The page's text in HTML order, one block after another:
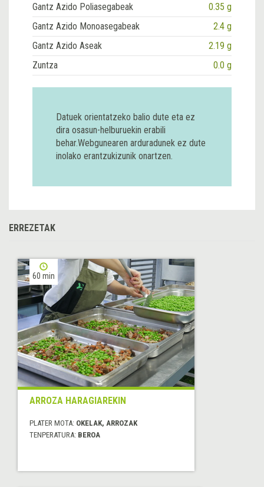
Gantz Azido Poliasegabeak
0.35 g
Gantz Azido Monoasegabeak
2.4 g
Gantz Azido Aseak
2.19 g
Zuntza
0.0 g
Datuek orientatzeko balio dute eta ez
dira osasun-helburuekin erabili
behar.Webgunearen arduradunek ez dute
inolako erantzukizunik onartzen.
ERREZETAK
60 min
ARROZA HARAGIAREKIN
PLATER MOTA: OKELAK, ARROZAK
TENPERATURA: BEROA